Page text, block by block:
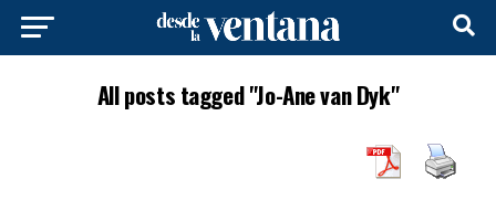
All posts tagged "Jo-Ane van Dyk"